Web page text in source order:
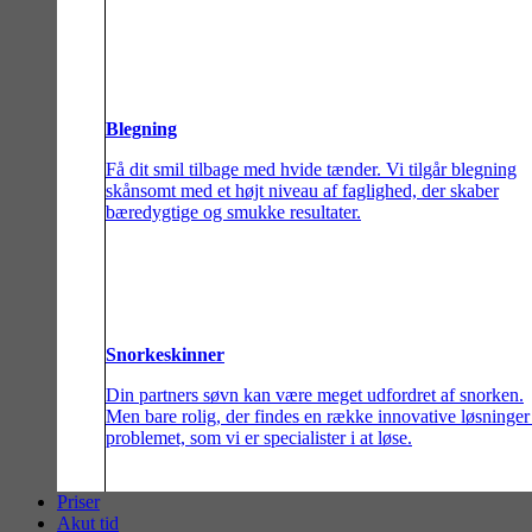
Blegning
Få dit smil tilbage med hvide tænder. Vi tilgår blegning
skånsomt med et højt niveau af faglighed, der skaber
bæredygtige og smukke resultater.
Snorkeskinner
Din partners søvn kan være meget udfordret af snorken.
Men bare rolig, der findes en række innovative løsninger
problemet, som vi er specialister i at løse.
Priser
Akut tid